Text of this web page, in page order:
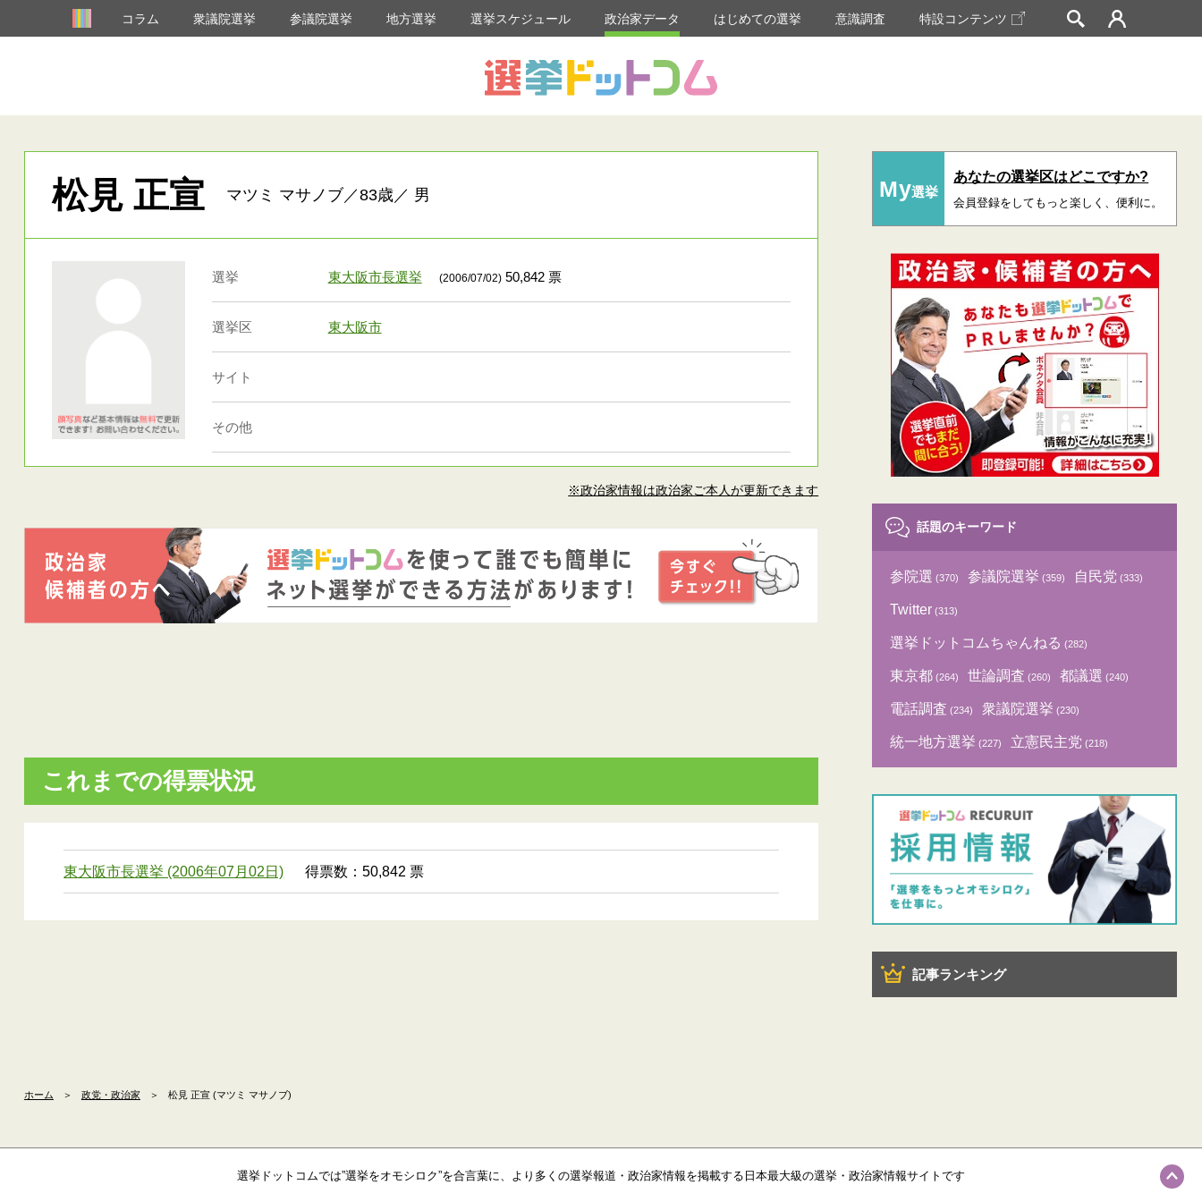
コラム 衆議院選挙 参議院選挙 地方選挙 選挙スケジュール 政治家データ はじめての選挙 意識調査 特設コンテンツ
松見 正宣 マツミ マサノブ／83歳／ 男
選挙 東大阪市長選挙 (2006/07/02)50,842 票
選挙区 東大阪市
サイト
その他
※政治家情報は政治家ご本人が更新できます
これまでの得票状況
東大阪市長選挙 (2006年07月02日) 得票数：50,842 票
My選挙
あなたの選挙区はどこですか?
会員登録をしてもっと楽しく、便利に。
話題のキーワード
参院選 (370) 参議院選挙 (359) 自民党 (333)
Twitter (313)
選挙ドットコムちゃんねる (282)
東京都 (264) 世論調査 (260) 都議選 (240)
電話調査 (234) 衆議院選挙 (230)
統一地方選挙 (227) 立憲民主党 (218)
記事ランキング
ホーム ＞ 政党・政治家 ＞ 松見 正宣 (マツミ マサノブ)
選挙ドットコムでは”選挙をオモシロク”を合言葉に、より多くの選挙報道・政治家情報を掲載する日本最大級の選挙・政治家情報サイトです